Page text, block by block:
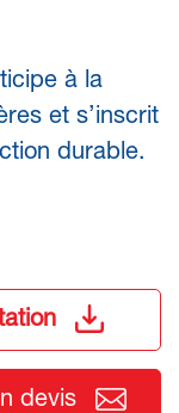
à la
et s’inscrit
durable.
devis